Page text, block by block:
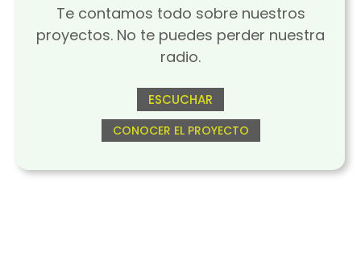
Te contamos todo sobre nuestros
proyectos. No te puedes perder nuestra
radio.
ESCUCHAR
CONOCER EL PROYECTO